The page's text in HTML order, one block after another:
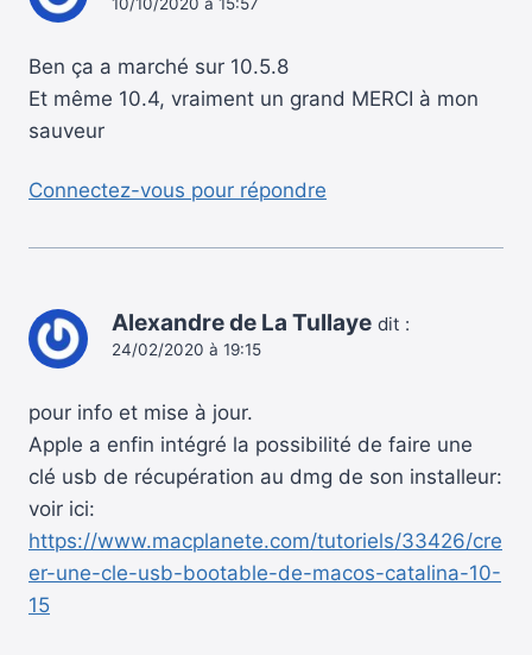
Ben ça a marché sur 10.5.8
Et même 10.4, vraiment un grand MERCI à mon
sauveur
Connectez-vous pour répondre
Alexandre de La Tullaye dit :
24/02/2020 à 19:15
pour info et mise à jour.
Apple a enfin intégré la possibilité de faire une
clé usb de récupération au dmg de son installeur:
voir ici:
https://www.macplanete.com/tutoriels/33426/cre
er-une-cle-usb-bootable-de-macos-catalina-10-
15